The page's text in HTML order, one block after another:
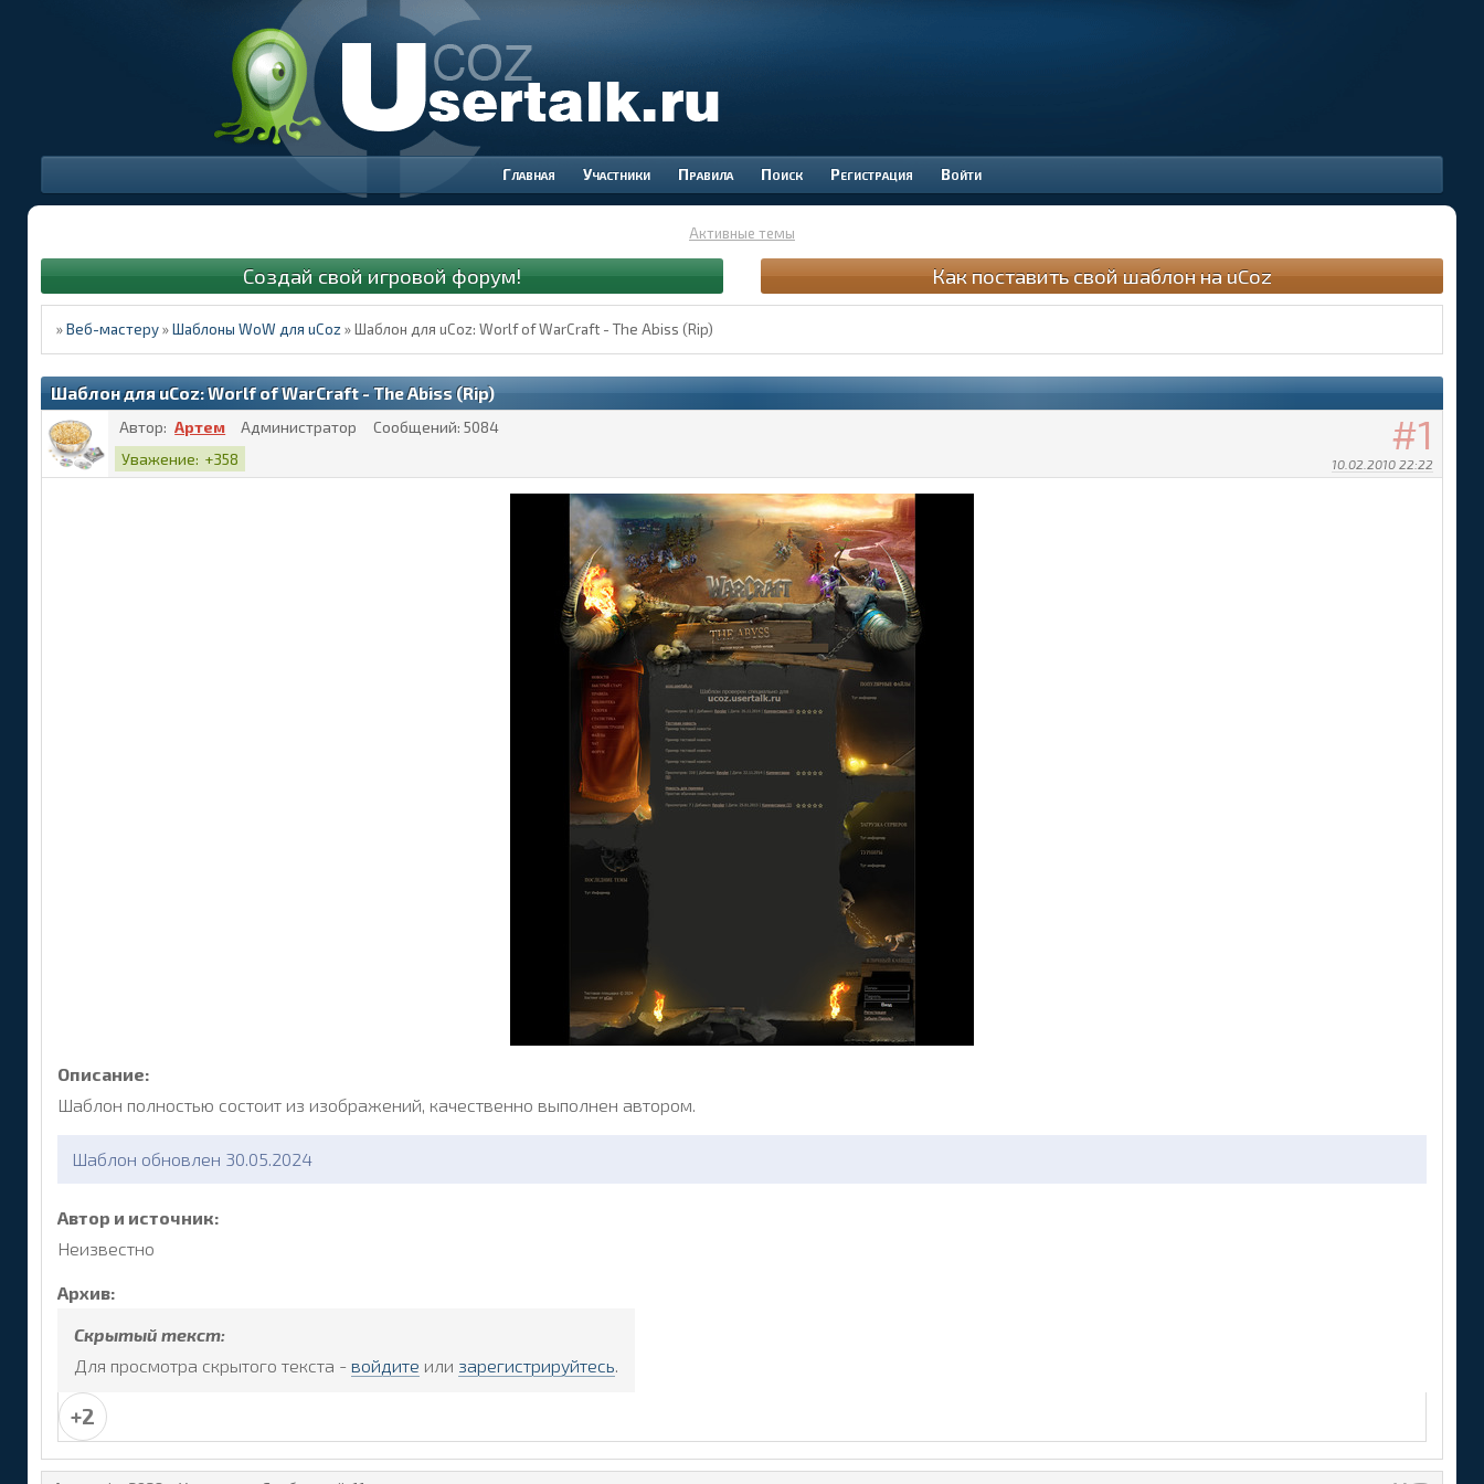
Участники Правила Поиск Регистрация Войти
Активные темы
Создай свой игровой форум! Как поставить свой шаблон на uCoz
»Веб-мастеру »Шаблоны WoW для uCoz »Шаблон для uCoz: Worlf of WarCraft - The Abiss (Rip)
Шаблон для uCoz: Worlf of WarCraft - The Abiss (Rip)
1
10.02.2010 22:22
Автор: Артем Администратор Сообщений: 5084
Уважение: +358
Описание:
Шаблон полностью состоит из изображений, качественно выполнен автором.
Шаблон обновлен 30.05.2024
Автор и источник:
Неизвестно
Архив:
Скрытый текст:
Для просмотра скрытого текста - войдите или зарегистрируйтесь.
+2